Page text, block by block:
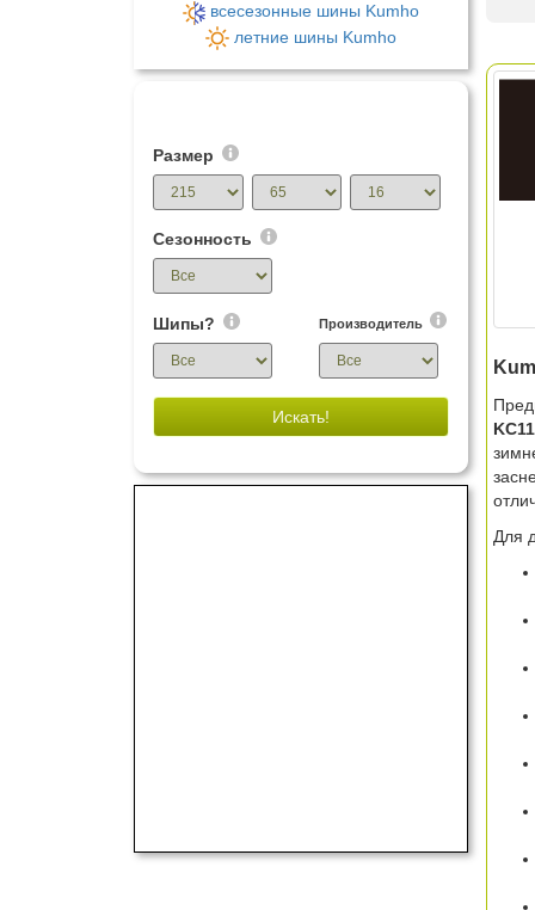
всесезонные шины Kumho
летние шины Kumho
Размер
Сезонность
Шипы? Производитель
Искать!
KC11
Для